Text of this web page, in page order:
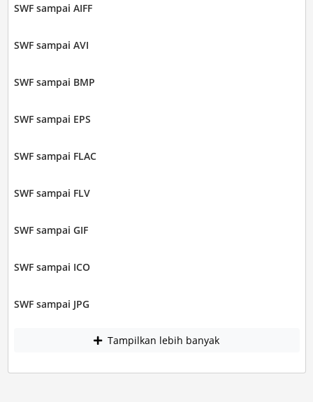
SWF sampai AIFF
SWF sampai AVI
SWF sampai BMP
SWF sampai EPS
SWF sampai FLAC
SWF sampai FLV
SWF sampai GIF
SWF sampai ICO
SWF sampai JPG
Tampilkan lebih banyak